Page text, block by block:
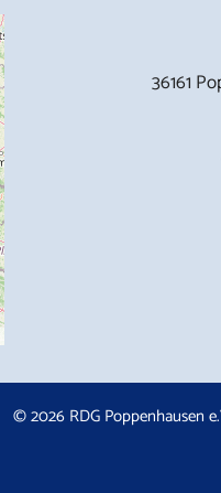
36161
© 2026 RDG Poppenhausen